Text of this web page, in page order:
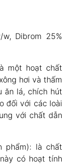
Dibrom 25%
một hoạt chất
hơi và thấm
ăn lá, chích hút
đối với các loài
với chất dẫn
phẩm): là chất
có hoạt tính